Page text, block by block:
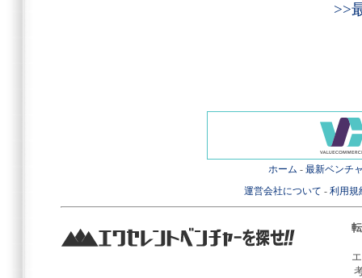
>>
ホーム - 最新ベンチ
運営会社について - 利用規